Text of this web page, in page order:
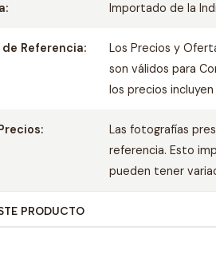
Importado de la
Referencia:
Los Precios y
son válidos para
los precios incluyen
Las fotografías
referencia. Esto
pueden tener
PRODUCTO